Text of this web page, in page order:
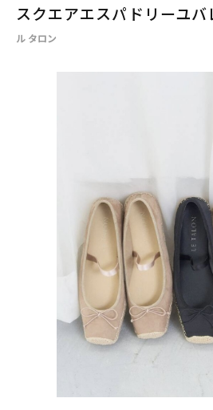
スクエアエスパドリーユバ
ル タロン